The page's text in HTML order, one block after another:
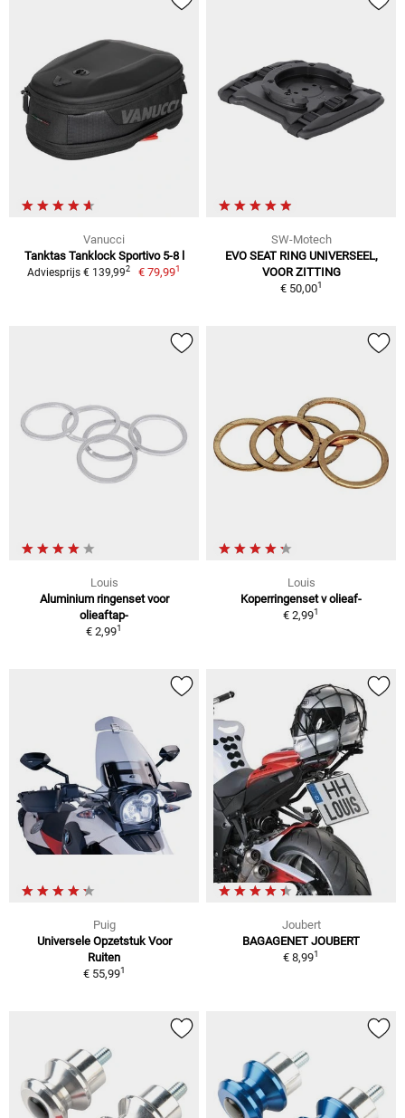
Vanucci
Tanktas Tanklock Sportivo 5-8 l
Adviesprijs € 139,992 € 79,991
SW-Motech
EVO SEAT RING UNIVERSEEL,
VOOR ZITTING
€ 50,001
Louis
Aluminium ringenset voor
olieaftap-
€ 2,991
Louis
Koperringenset v olieaf-
€ 2,991
Puig
Universele Opzetstuk Voor
Ruiten
€ 55,991
Joubert
BAGAGENET JOUBERT
€ 8,991